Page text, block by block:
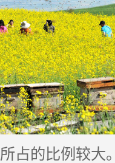
占的比例较大